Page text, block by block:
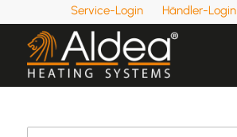
Service-Login Händler-Login